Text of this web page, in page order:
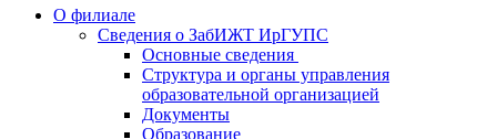
О филиале
Сведения о ЗабИЖТ ИрГУПС
Основные сведения
Структура и органы управления
образовательной организацией
Документы
Образование